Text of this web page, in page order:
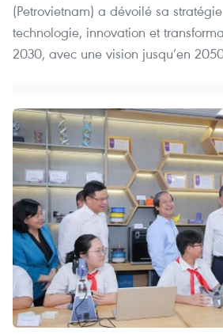
(Petrovietnam) a dévoilé sa
technologie, innovation et
2030, avec une vision jusqu’en